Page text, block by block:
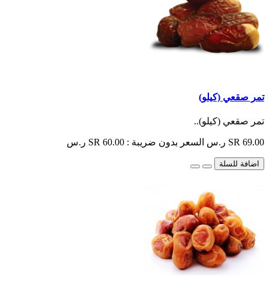
تمر صقعي (كيلو)
تمر صقعي (كيلو)..
SR 69.00 ر.س السعر بدون ضريبة : SR 60.00 ر.س
اضافة للسلة